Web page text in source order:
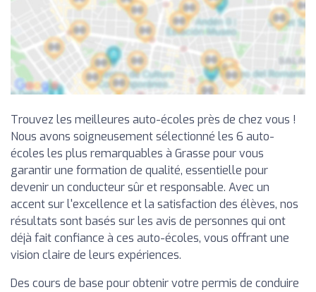
Trouvez les meilleures auto-écoles près de chez vous !
Nous avons soigneusement sélectionné les 6 auto-
écoles les plus remarquables à Grasse pour vous
garantir une formation de qualité, essentielle pour
devenir un conducteur sûr et responsable. Avec un
accent sur l'excellence et la satisfaction des élèves, nos
résultats sont basés sur les avis de personnes qui ont
déjà fait confiance à ces auto-écoles, vous offrant une
vision claire de leurs expériences.
Des cours de base pour obtenir votre permis de conduire